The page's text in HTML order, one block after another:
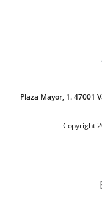
Plaza Mayor, 1. 47001
Copyright